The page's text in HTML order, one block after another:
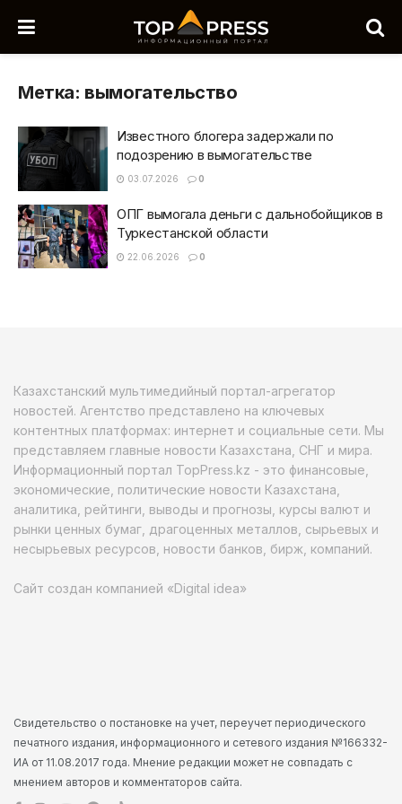
Метка: вымогательство
Известного блогера задержали по
подозрению в вымогательстве
03.07.2026 0
ОПГ вымогала деньги с дальнобойщиков в
Туркестанской области
22.06.2026 0
Казахстанский мультимедийный портал-агрегатор
новостей. Агентство представлено на ключевых
контентных платформах: интернет и социальные сети. Мы
представляем главные новости Казахстана, СНГ и мира.
Информационный портал TopPress.kz - это финансовые,
экономические, политические новости Казахстана,
аналитика, рейтинги, выводы и прогнозы, курсы валют и
рынки ценных бумаг, драгоценных металлов, сырьевых и
несырьевых ресурсов, новости банков, бирж, компаний.
Сайт создан компанией «Digital idea»
Свидетельство о постановке на учет, переучет периодического
печатного издания, информационного и сетевого издания №166332-
ИА от 11.08.2017 года. Мнение редакции может не совпадать с
мнением авторов и комментаторов сайта.